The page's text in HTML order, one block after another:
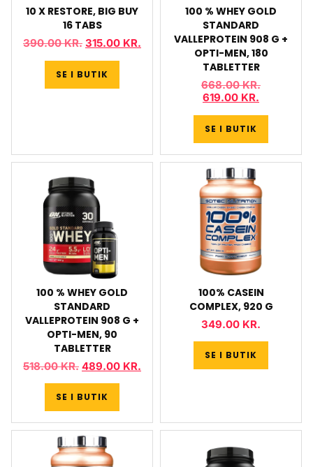
10 X RESTORE, BIG BUY
16 TABS
390.00KR. 315.00 KR.
SE I BUTIK
100 % WHEY GOLD
STANDARD
VALLEPROTEIN 908 G +
OPTI-MEN, 180
TABLETTER
668.00KR.
619.00 KR.
SE I BUTIK
100 % WHEY GOLD
STANDARD
VALLEPROTEIN 908 G +
OPTI-MEN, 90
TABLETTER
518.00KR. 489.00 KR.
SE I BUTIK
100% CASEIN
COMPLEX, 920 G
349.00 KR.
SE I BUTIK